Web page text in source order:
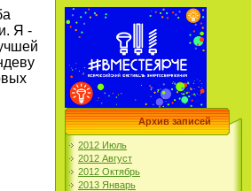
Я -
Архив записей
2012 Июль
2012 Август
2012 Октябрь
2013 Январь